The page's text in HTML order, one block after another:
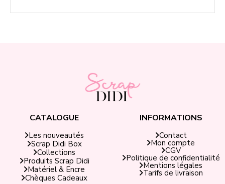
CATALOGUE
Les nouveautés
Scrap Didi Box
Collections
Produits Scrap Didi
Matériel & Encre
Chèques Cadeaux
INFORMATIONS
Contact
Mon compte
CGV
Politique de confidentialité
Mentions légales
Tarifs de livraison